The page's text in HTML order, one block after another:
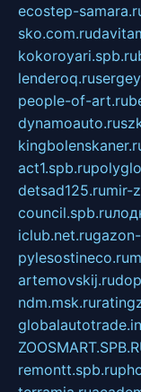
ecostep-
sko.com.ru
kokoroyari.spb.ru
lenderoq.ru
people-of-art.ru
dynamoauto.ru
act1.spb.ru
detsad125.rumir-
council.spb.ru
iclub.net.ru
pylesostineco.ru
artemovskij.ru
ndm.msk.ru
remontt.spb.ru